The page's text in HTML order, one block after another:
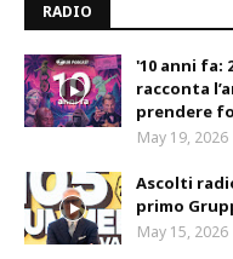
RADIO
'10 anni fa:
racconta
prendere
May 19, 2026
Ascolti
primo
May 15, 2026